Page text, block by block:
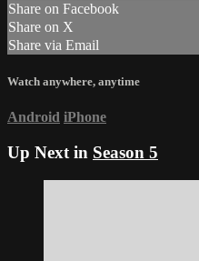
Share on Facebook
Share on X
Share via Email
Watch anywhere, anytime
Android iPhone
Up Next in Season 5